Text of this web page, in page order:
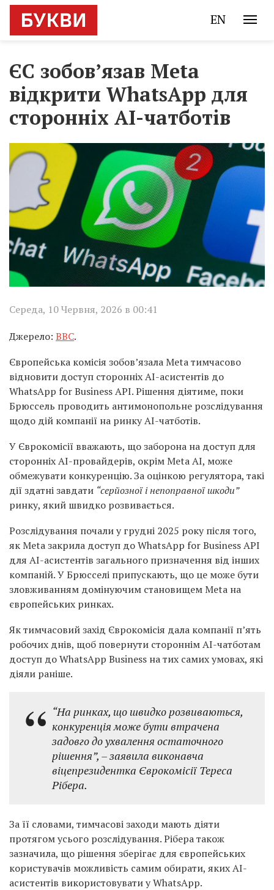
EN
ЄС зобов’язав Meta
відкрити WhatsApp для
сторонніх AI-чатботів
Середа, 10 Червня, 2026 в 00:41
Джерело: BBC.
Європейська комісія зобов’язала Meta тимчасово
відновити доступ сторонніх AI-асистентів до
WhatsApp for Business API. Рішення діятиме, поки
Брюссель проводить антимонопольне розслідування
щодо дій компанії на ринку AI-чатботів.
У Єврокомісії вважають, що заборона на доступ для
сторонніх AI-провайдерів, окрім Meta AI, може
обмежувати конкуренцію. За оцінкою регулятора, такі
дії здатні завдати “серйозної і непоправної шкоди”
ринку, який швидко розвивається.
Розслідування почали у грудні 2025 року після того,
як Meta закрила доступ до WhatsApp for Business API
для AI-асистентів загального призначення від інших
компаній. У Брюсселі припускають, що це може бути
зловживанням домінуючим становищем Meta на
європейських ринках.
Як тимчасовий захід Єврокомісія дала компанії п’ять
робочих днів, щоб повернути стороннім AI-чатботам
доступ до WhatsApp Business на тих самих умовах, які
діяли раніше.
“На ринках, що швидко розвиваються,
конкуренція може бути втрачена
задовго до ухвалення остаточного
рішення”, – заявила виконавча
віцепрезидентка Єврокомісії Тереса
Рібера.
За її словами, тимчасові заходи мають діяти
протягом усього розслідування. Рібера також
зазначила, що рішення зберігає для європейських
користувачів можливість самим обирати, яких AI-
асистентів використовувати у WhatsApp.